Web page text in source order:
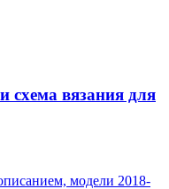
схема вязания для